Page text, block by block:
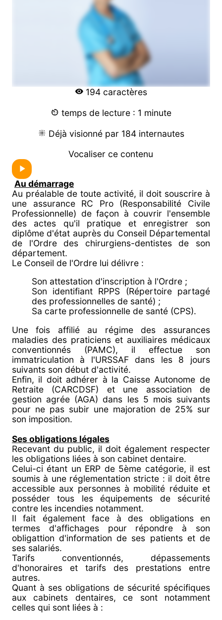
194 caractères
temps de lecture : 1 minute
Déjà visionné par 184 internautes
Vocaliser ce contenu
Au démarrage
Au préalable de toute activité, il doit souscrire à
une assurance RC Pro (Responsabilité Civile
Professionnelle) de façon à couvrir l'ensemble
des actes qu'il pratique et enregistrer son
diplôme d'état auprès du Conseil Départemental
de l'Ordre des chirurgiens-dentistes de son
département.
Le Conseil de l'Ordre lui délivre :
Son attestation d'inscription à l'Ordre ;
Son identifiant RPPS (Répertoire partagé
des professionnelles de santé) ;
Sa carte professionnelle de santé (CPS).
Une fois affilié au régime des assurances
maladies des praticiens et auxiliaires médicaux
conventionnés (PAMC), il effectue son
immatriculation à l'URSSAF dans les 8 jours
suivants son début d'activité.
Enfin, il doit adhérer à la Caisse Autonome de
Retraite (CARCDSF) et une association de
gestion agrée (AGA) dans les 5 mois suivants
pour ne pas subir une majoration de 25% sur
son imposition.
Ses obligations légales
Recevant du public, il doit également respecter
les obligations liées à son cabinet dentaire.
Celui-ci étant un ERP de 5ème catégorie, il est
soumis à une réglementation stricte : il doit être
accessible aux personnes à mobilité réduite et
posséder tous les équipements de sécurité
contre les incendies notamment.
Il fait également face à des obligations en
termes d'affichages pour répondre à son
obligattion d'information de ses patients et de
ses salariés.
Tarifs conventionnés, dépassements
d'honoraires et tarifs des prestations entre
autres.
Quant à ses obligations de sécurité spécifiques
aux cabinets dentaires, ce sont notamment
celles qui sont liées à :